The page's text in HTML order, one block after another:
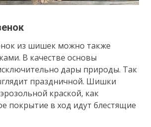
из шишек можно также
В качестве основы
дары природы. Так
праздничной. Шишки
краской, как
покрытие в ход идут блестящие